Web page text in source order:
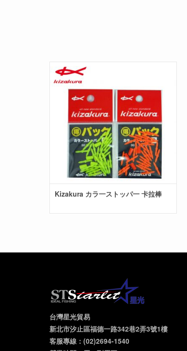
Kizakura カラ一ストッパ一 卡拉棒
台灣星光貿易
新北市汐止區福德一路342巷2弄3號1樓
客服專線：(02)2694-1540